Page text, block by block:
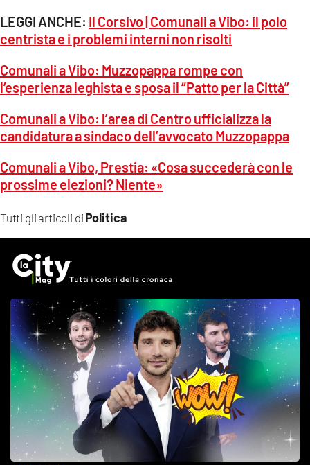
Tutti gli articoli di Politica
LEGGI ANCHE: Il Corsivo | Comunali a Vibo: il polo
centrista e i problemi interni non risolti
Comunali a Vibo: Muzzopappa rompe con
l’esperienza leghista e sposa il “Patto per la Città”
Comunali a Vibo: l’area di Centro ufficializza la
candidatura a sindaco dell’avvocato Muzzopappa
Comunali a Vibo, Prestia: «Cosa succederà con le
prossime elezioni? Niente»